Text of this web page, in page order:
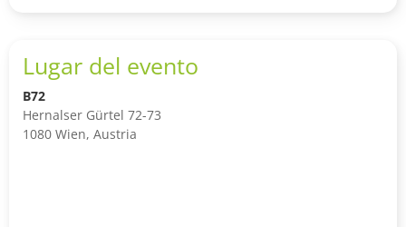
Lugar del evento
B72
Hernalser Gürtel 72-73
1080 Wien, Austria